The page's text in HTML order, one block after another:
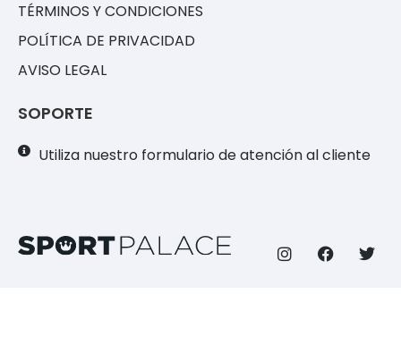
TÉRMINOS Y CONDICIONES
POLÍTICA DE PRIVACIDAD
AVISO LEGAL
SOPORTE
Utiliza nuestro formulario de atención al cliente